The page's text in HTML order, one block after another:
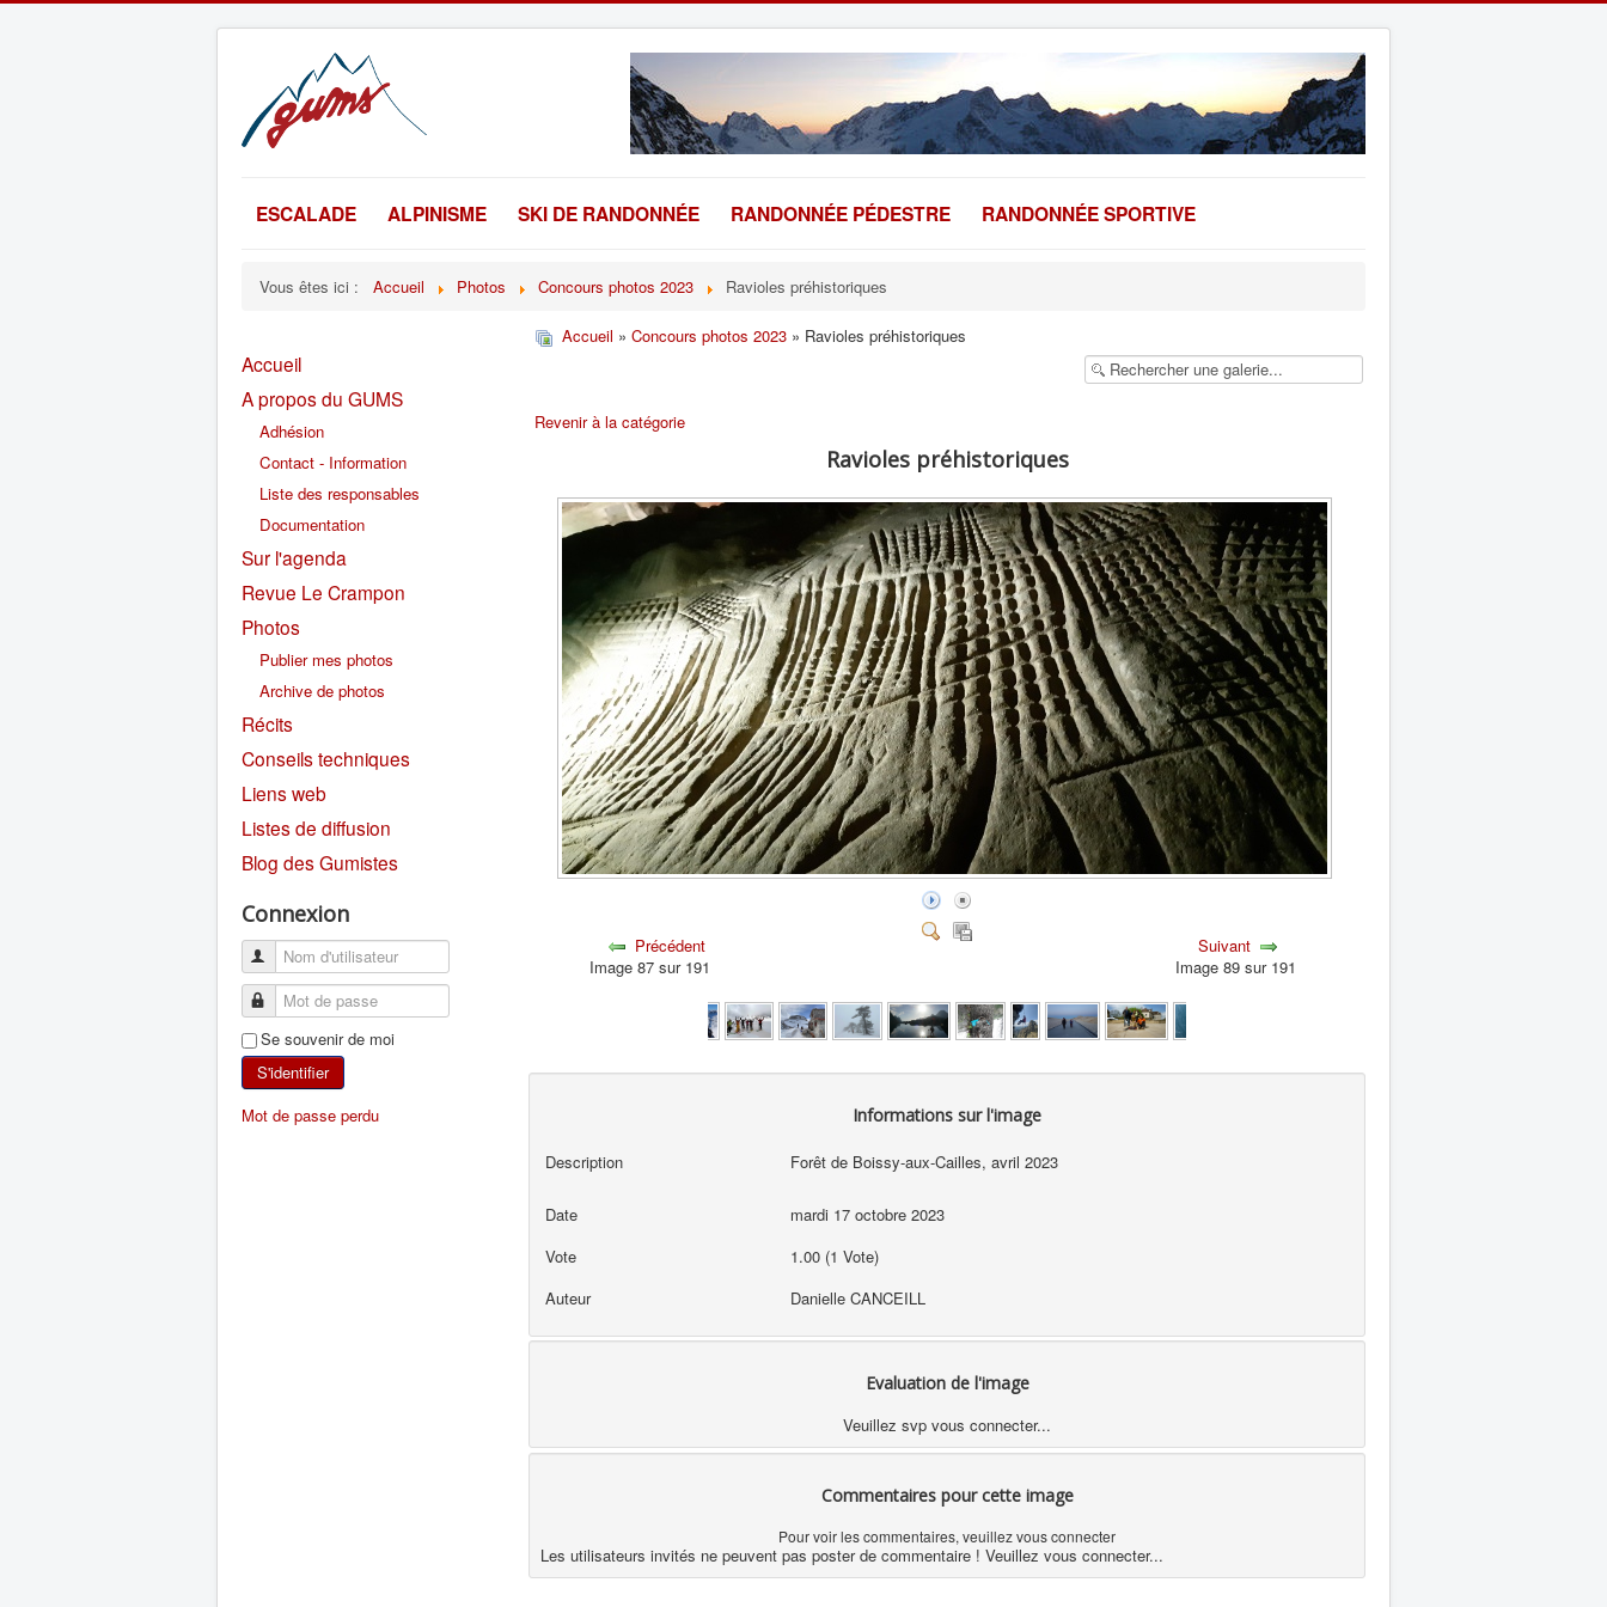
ESCALADE ALPINISME SKI DE RANDONNÉE RANDONNÉE PÉDESTRE RANDONNÉE SPORTIVE
Vous êtes ici : Accueil Photos Concours photos 2023 Ravioles préhistoriques
Accueil
A propos du GUMS
Adhésion
Contact - Information
Liste des responsables
Documentation
Sur l'agenda
Revue Le Crampon
Photos
Publier mes photos
Archive de photos
Récits
Conseils techniques
Liens web
Listes de diffusion
Blog des Gumistes
Connexion
Se souvenir de moi
S'identifier
Mot de passe perdu
Accueil » Concours photos 2023 » Ravioles préhistoriques
Revenir à la catégorie
Ravioles préhistoriques
Précédent
Image 87 sur 191
Suivant
Image 89 sur 191
Informations sur l'image
Description Forêt de Boissy-aux-Cailles, avril 2023
Date
mardi 17 octobre 2023
Vote
1.00 (1 Vote)
Auteur
Danielle CANCEILL
Evaluation de l'image
Veuillez svp vous connecter...
Commentaires pour cette image
Pour voir les commentaires, veuillez vous connecter
Les utilisateurs invités ne peuvent pas poster de commentaire ! Veuillez vous connecter...